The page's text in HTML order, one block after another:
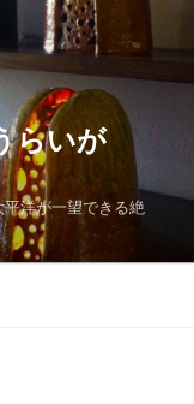
らいが
洋が一望できる絶